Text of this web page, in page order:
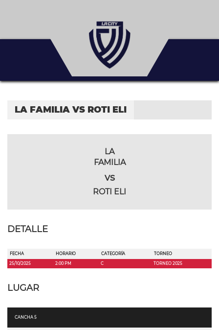
LA FAMILIA VS ROTI ELI
LA
FAMILIA
vs
ROTI ELI
DETALLE
FECHA HORARIO CATEGORÍA
TORNEO
25/10/2025
2:00 PM C TORNEO 2025
LUGAR
CANCHA 5